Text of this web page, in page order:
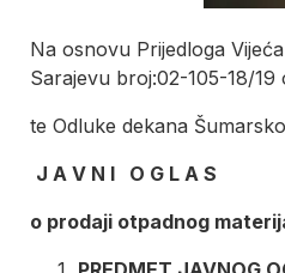
Na osnovu Prijedloga
Sarajevu broj:02-105-18/19
te Odluke dekana
J A V N I O G L A S
o prodaji otpadnog